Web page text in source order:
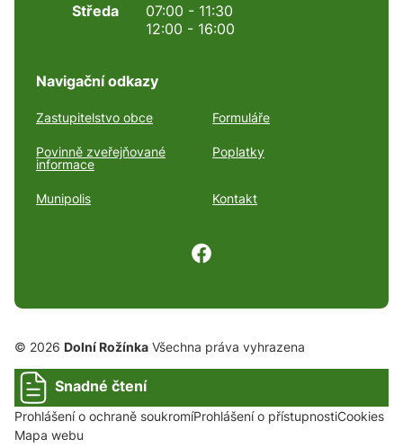
Středa
07:00 - 11:30
12:00 - 16:00
Navigační odkazy
Zastupitelstvo obce Formuláře
Povinně zveřejňované
informace
Poplatky
Munipolis Kontakt
© 2026 Dolní Rožínka Všechna práva vyhrazena
Snadné čtení
Prohlášení o ochraně soukromíProhlášení o přístupnostiCookies
Mapa webu